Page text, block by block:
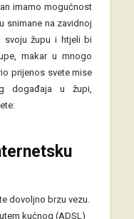
imamo mogućnost
snimane na zavidnoj
svoju župu i htjeli bi
makar u mnogo
prijenos svete mise
događaja u župi,
dovoljno brzu vezu.
kućnog (ADSL)